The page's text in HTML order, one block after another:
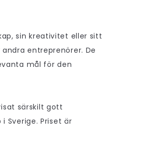
sin kreativitet eller sitt
entreprenörer. De
mål för den
särskilt gott
Sverige. Priset är